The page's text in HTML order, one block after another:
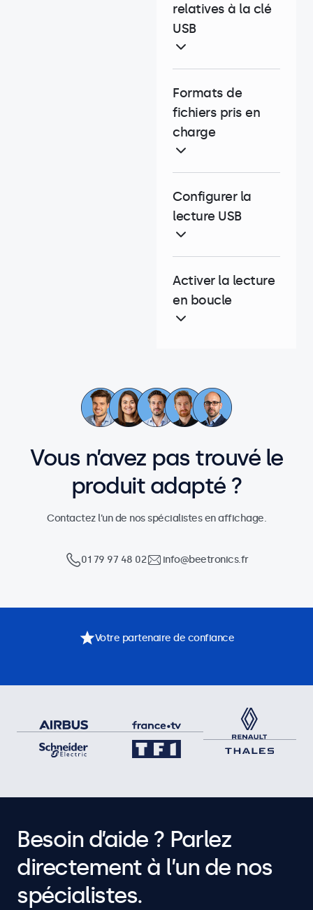
relatives à la clé
USB
Formats de
fichiers pris en
charge
Configurer la
lecture USB
Activer la lecture
en boucle
Vous n’avez pas trouvé le
produit adapté ?
Contactez l’un de nos spécialistes en affichage.
01 79 97 48 02 info@beetronics.fr
Votre partenaire de confiance
Besoin d’aide ? Parlez
directement à l’un de nos
spécialistes.